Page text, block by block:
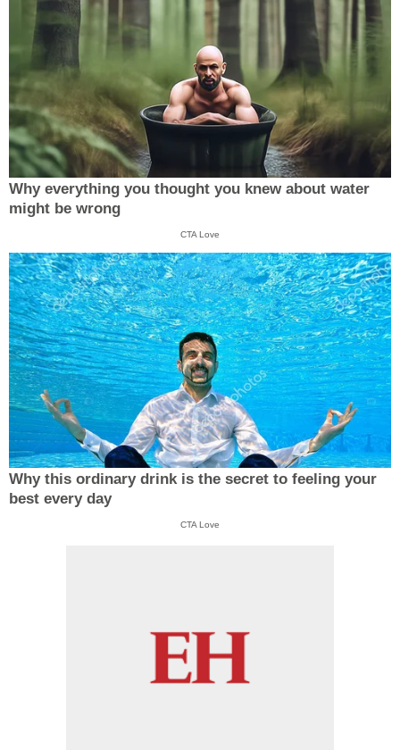
Why everything you thought you knew about water
might be wrong
CTA Love
Why this ordinary drink is the secret to feeling your
best every day
CTA Love